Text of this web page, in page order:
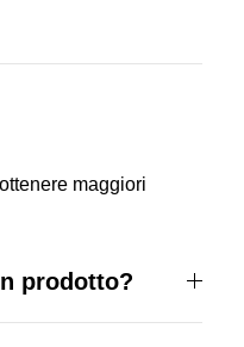
maggiori
prodotto?